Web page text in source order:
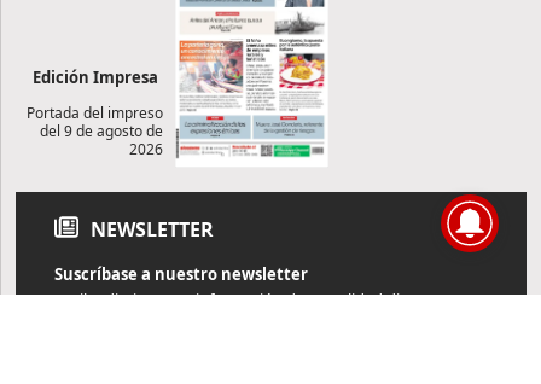
Edición Impresa
Portada del impreso
del 9 de agosto de
2026
NEWSLETTER
Suscríbase a nuestro newsletter
Reciba diariamente información de actualidad directamente en